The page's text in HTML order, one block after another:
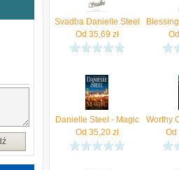
Svadba Danielle Steel
Od 35,69 zł
Od
Danielle Steel - Magic
Od 35,20zł
Od